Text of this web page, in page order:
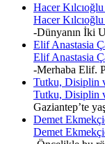
Hacer
Hacer
-Dünyanın İki
Elif Anastasia
Elif Anastasia
-Merhaba Elif.
Tutku, Disiplin
Tutku, Disiplin
Gaziantep’te
Demet
Demet